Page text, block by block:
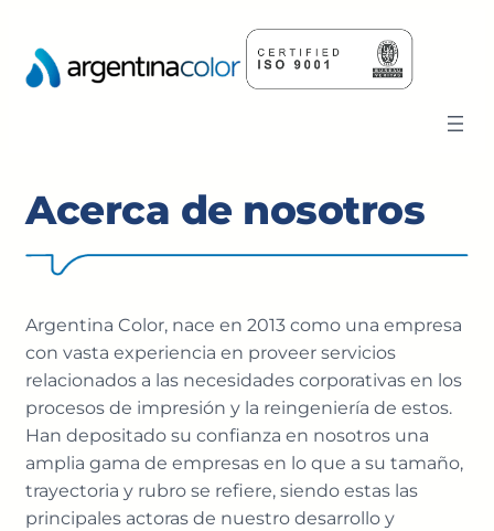
contenido
Acerca de nosotros
Argentina Color, nace en 2013 como una empresa
con vasta experiencia en proveer servicios
relacionados a las necesidades corporativas en los
procesos de impresión y la reingeniería de estos.
Han depositado su confianza en nosotros una
amplia gama de empresas en lo que a su tamaño,
trayectoria y rubro se refiere, siendo estas las
principales actoras de nuestro desarrollo y